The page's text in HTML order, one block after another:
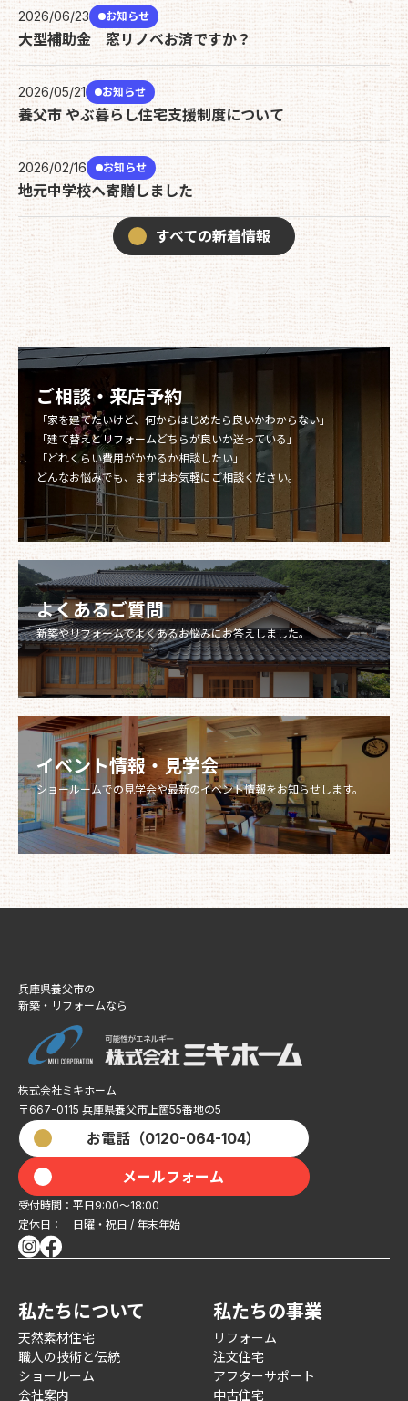
2026/06/23 お知らせ
大型補助金 窓リノベお済ですか？
2026/05/21 お知らせ
養父市 やぶ暮らし住宅支援制度について
2026/02/16 お知らせ
地元中学校へ寄贈しました
すべての新着情報
ご相談・来店予約
「家を建てたいけど、何からはじめたら良いかわからない」
「建て替えとリフォームどちらが良いか迷っている」
「どれくらい費用がかかるか相談したい」
どんなお悩みでも、まずはお気軽にご相談ください。
よくあるご質問
新築やリフォームでよくあるお悩みにお答えしました。​​​​​​​
イベント情報・見学会
ショールームでの見学会や最新のイベント情報をお知らせします。
兵庫県養父市の
新築・リフォームなら
株式会社ミキホーム
〒667-0115 兵庫県養父市上箇55番地の5​​​​​​​
お電話（0120-064-104）
メールフォーム
受付時間：平日9:00〜18:00
定休日： 日曜・祝日 / 年末年始
私たちについて
天然素材住宅
職人の技術と伝統
ショールーム
会社案内
私たちの事業
リフォーム
注文住宅
アフターサポート
中古住宅